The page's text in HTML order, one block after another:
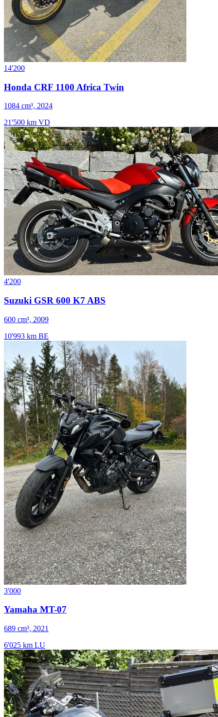
14'200
Honda CRF 1100 Africa Twin
1084 cm³, 2024
21'500 km VD
4'200
Suzuki GSR 600 K7 ABS
600 cm³, 2009
10'993 km BE
3'000
Yamaha MT-07
689 cm³, 2021
6'025 km LU